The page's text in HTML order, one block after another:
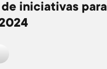
iniciativas para